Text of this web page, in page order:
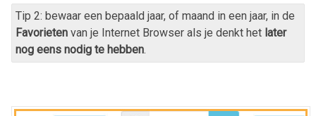
Tip 2: bewaar een bepaald jaar, of maand in een jaar, in de
Favorieten van je Internet Browser als je denkt het later
nog eens nodig te hebben.